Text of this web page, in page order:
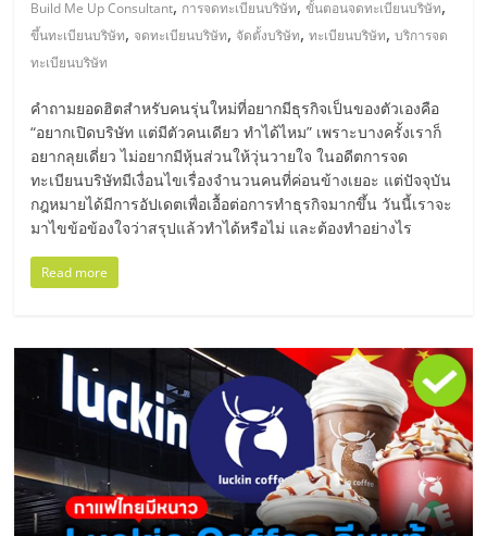
มอี
ไทย,
SMEs,
แฟ
รน
ไชส์,
ที่
ปรึกษา
Build Me Up Consultant, การจดทะเบียนบริษัท,ขั้นตอนจดทะเบียนบริษัท,
ขึ้นทะเบียนบริษัท, จดทะเบียนบริษัท, จัดตั้งบริษัท,ทะเบียนบริษัท,บริการจด
ทะเบียนบริษัท
คำถามยอดฮิตสำหรับคนรุ่นใหม่ที่อยากมีธุรกิจเป็นของตัวเองคือ
“อยากเปิดบริษัท แต่มีตัวคนเดียว ทำได้ไหม” เพราะบางครั้งเราก็
อยากลุยเดี่ยว ไม่อยากมีหุ้นส่วนให้วุ่นวายใจ ในอดีตการจด
ทะเบียนบริษัทมีเงื่อนไขเรื่องจำนวนคนที่ค่อนข้างเยอะ แต่ปัจจุบัน
กฎหมายได้มีการอัปเดตเพื่อเอื้อต่อการทำธุรกิจมากขึ้น วันนี้เราจะ
มาไขข้อข้องใจว่าสรุปแล้วทำได้หรือไม่ และต้องทำอย่างไร
Read more